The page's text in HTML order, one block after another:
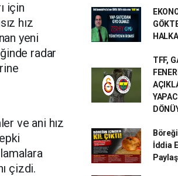
için
hız
yeni
radar
ve ani hız
çizdi.
TFF,
İddia